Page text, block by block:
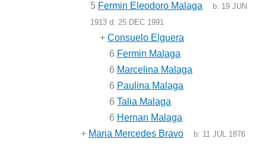
5 Fermin Eleodoro Malaga b: 19 JUN
1913 d: 25 DEC 1991
+ Consuelo Elguera
6 Fermin Malaga
6 Marcelina Malaga
6 Paulina Malaga
6 Talia Malaga
6 Hernan Malaga
+ Maria Mercedes Bravo b: 11 JUL 1876